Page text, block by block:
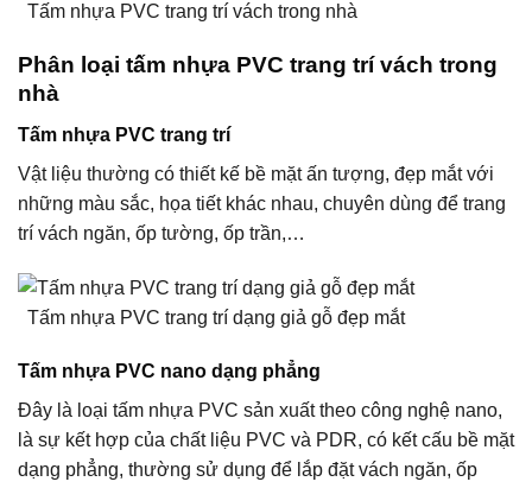
Tấm nhựa PVC trang trí vách trong nhà
Phân loại tấm nhựa PVC trang trí vách trong
nhà
Tấm nhựa PVC trang trí
Vật liệu thường có thiết kế bề mặt ấn tượng, đẹp mắt với
những màu sắc, họa tiết khác nhau, chuyên dùng để trang
trí vách ngăn, ốp tường, ốp trần,…
Tấm nhựa PVC trang trí dạng giả gỗ đẹp mắt
Tấm nhựa PVC nano dạng phẳng
Đây là loại tấm nhựa PVC sản xuất theo công nghệ nano,
là sự kết hợp của chất liệu PVC và PDR, có kết cấu bề mặt
dạng phẳng, thường sử dụng để lắp đặt vách ngăn, ốp